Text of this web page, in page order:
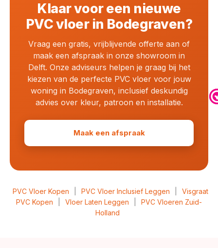
Klaar voor een nieuwe
PVC vloer in Bodegraven?
Vraag een gratis, vrijblijvende offerte aan of
maak een afspraak in onze showroom in
Delft. Onze adviseurs helpen je graag bij het
kiezen van de perfecte PVC vloer voor jouw
woning in Bodegraven, inclusief deskundig
advies over kleur, patroon en installatie.
Maak een afspraak
PVC Vloer Kopen PVC Vloer Inclusief Leggen
Visgraat
PVC Kopen
Vloer Laten Leggen
PVC Vloeren Zuid-
Holland